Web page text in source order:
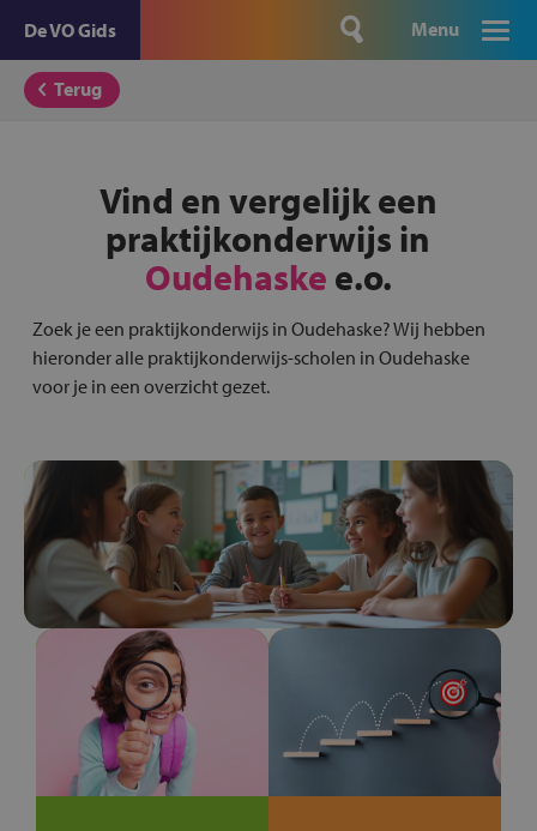
De VO Gids Menu
Terug
Vind en vergelijk een
praktijkonderwijs in
Oudehaske e.o.
Zoek je een praktijkonderwijs in Oudehaske? Wij hebben
hieronder alle praktijkonderwijs-scholen in Oudehaske
voor je in een overzicht gezet.